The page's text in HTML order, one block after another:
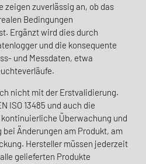
zeigen zuverlässig an, ob das
Bedingungen
Ergänzt wird dies durch
und die konsequente
und Messdaten, etwa
nicht mit der Erstvalidierung.
ISO 13485 und auch die
Überwachung und
Änderungen am Produkt, am
Hersteller müssen jederzeit
gelieferten Produkte